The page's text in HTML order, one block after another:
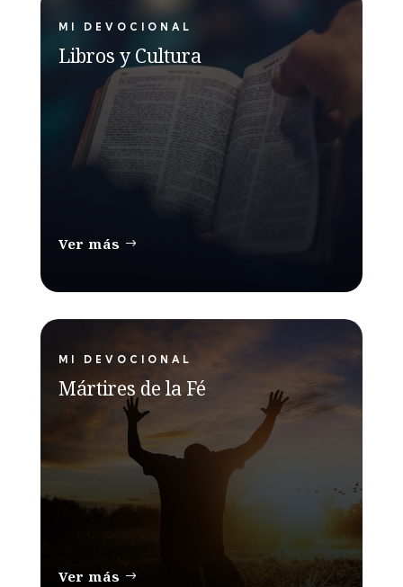
MI DEVOCIONAL
Libros y Cultura
Ver más
MI DEVOCIONAL
Mártires de la Fé
Ver más